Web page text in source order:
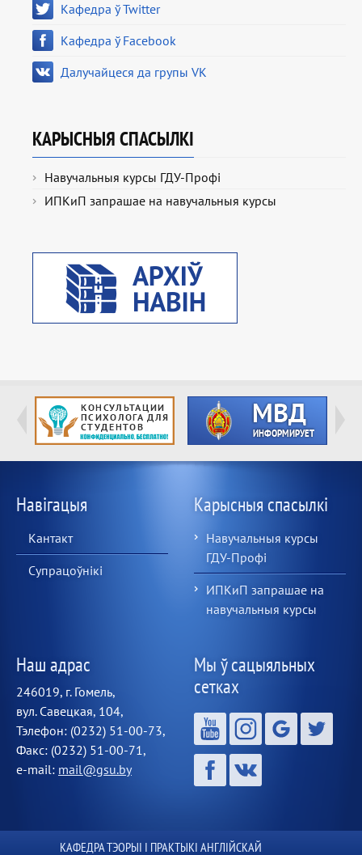
Кафедра ў Twitter
Кафедра ў Facebook
Далучайцеся да групы VK
КАРЫСНЫЯ СПАСЫЛКІ
Навучальныя курсы ГДУ-Профі
ИПКиП запрашае на навучальныя курсы
Навігацыя
Кантакт
Супрацоўнікі
Карысныя спасылкі
Навучальныя курсы
ГДУ-Профі
ИПКиП запрашае на
навучальныя курсы
Наш адрас
246019, г. Гомель,
вул. Савецкая, 104,
Тэлефон: (0232) 51-00-73,
Факс: (0232) 51-00-71,
e-mail: mail@gsu.by
Мы ў сацыяльных
сетках
КАФЕДРА ТЭОРЫІ І ПРАКТЫКІ АНГЛІЙСКАЙ